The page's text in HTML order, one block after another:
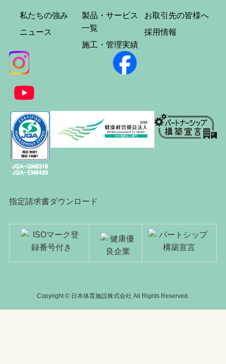
私たちの強み
ニュース
製品・サービス
一覧
施工・管理実績
お取引先の皆様へ
採用情報
指定請求書ダウンロード
Copyright © 日本体育施設株式会社 All Rights Reserved.